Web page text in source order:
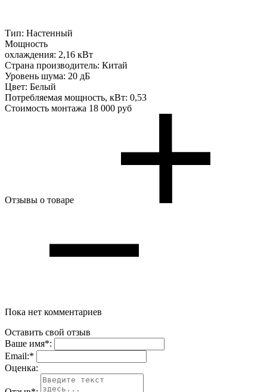
Тип: Настенный
Мощность
охлаждения: 2,16 кВт
Страна производитель: Китай
Уровень шума: 20 дБ
Цвет: Белый
Потребляемая мощность, кВт: 0,53
Стоимость монтажа 18 000 руб
Отзывы о товаре
Пока нет комментариев
Оставить свой отзыв
Ваше имя*:
Email:*
Oценка: